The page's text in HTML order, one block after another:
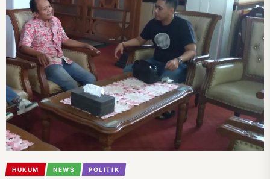
HUKUM NEWS POLITIK